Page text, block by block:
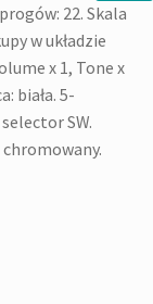
22. Skala
w układzie
x 1, Tone x
biała. 5-
SW.